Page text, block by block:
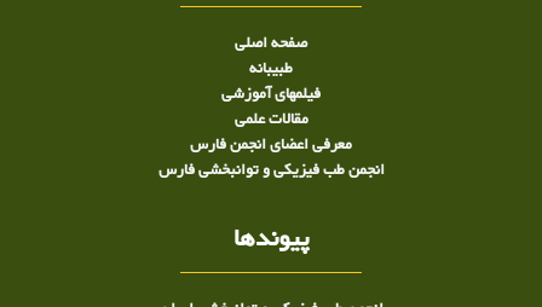
صفحه اصلی
طبيبانه
فیلمهای آموزشی
مقالات علمی
معرفی اعضای انجمن فارس
انجمن طب فیزیکی و توانبخشی فارس
پیوندها